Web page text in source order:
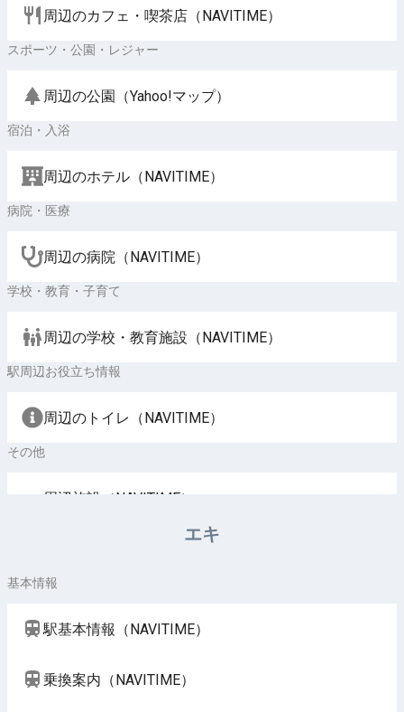
周辺のカフェ・喫茶店（NAVITIME）
スポーツ・公園・レジャー
周辺の公園（Yahoo!マップ）
宿泊・入浴
周辺のホテル（NAVITIME）
病院・医療
周辺の病院（NAVITIME）
学校・教育・子育て
周辺の学校・教育施設（NAVITIME）
駅周辺お役立ち情報
周辺のトイレ（NAVITIME）
その他
周辺施設（NAVITIME）
エキ
基本情報
駅基本情報（NAVITIME）
乗換案内（NAVITIME）